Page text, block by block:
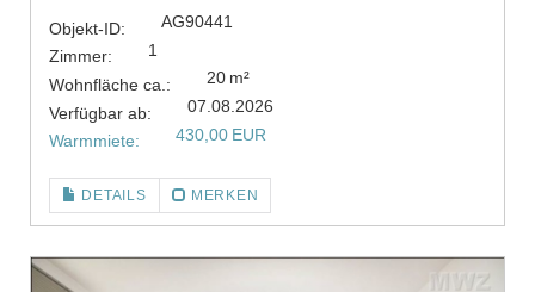
Objekt-ID:
AG90441
Zimmer:
1
Wohnfläche ca.:
20 m²
Verfügbar ab:
07.08.2026
Warmmiete:
430,00 EUR
DETAILS MERKEN